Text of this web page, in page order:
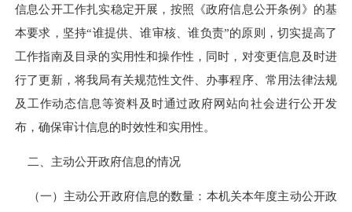
信息公开工作扎实稳定开展，按照《政府信息公开条例》的基
本要求，坚持“谁提供、谁审核、谁负责”的原则，切实提高了
工作指南及目录的实用性和操作性，同时，对变更信息及时进
行了更新，将我局有关规范性文件、办事程序、常用法律法规
及工作动态信息等资料及时通过政府网站向社会进行公开发
布，确保审计信息的时效性和实用性。
二、主动公开政府信息的情况
（一）主动公开政府信息的数量：本机关本年度主动公开政